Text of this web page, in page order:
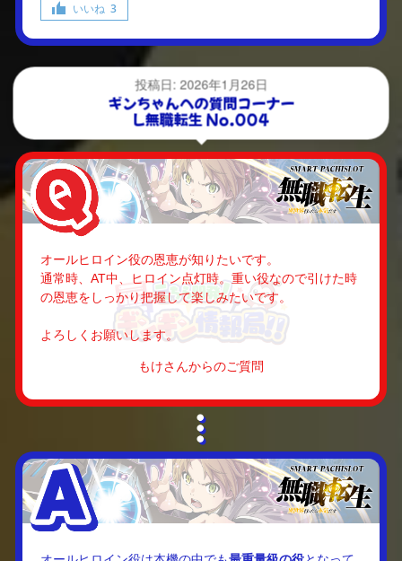
いいね 3
投稿日: 2026年1月26日
ギンちゃんへの質問コーナー
L無職転生 No.004
オールヒロイン役の恩恵が知りたいです。
通常時、AT中、ヒロイン点灯時。重い役なので引けた時
の恩恵をしっかり把握して楽しみたいです。
よろしくお願いします。
もけさんからのご質問